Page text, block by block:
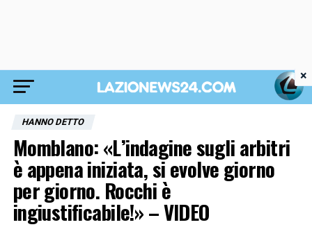
HANNO DETTO
Momblano: «L’indagine sugli arbitri
è appena iniziata, si evolve giorno
per giorno. Rocchi è
ingiustificabile!» – VIDEO
×